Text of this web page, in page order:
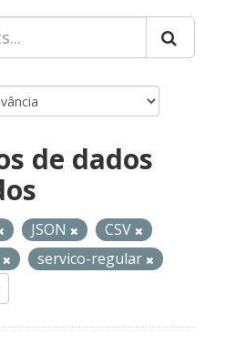
de dados
JSON
CSV
servico-regular